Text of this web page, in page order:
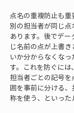
点名の重複防止も重
別の担当者が同じ
あります。後でデ
じ名前の点が上書
いか分からなくな
す。これを防ぐに
担当者ごとの記号
囲を事前に分ける
称を使う、といった